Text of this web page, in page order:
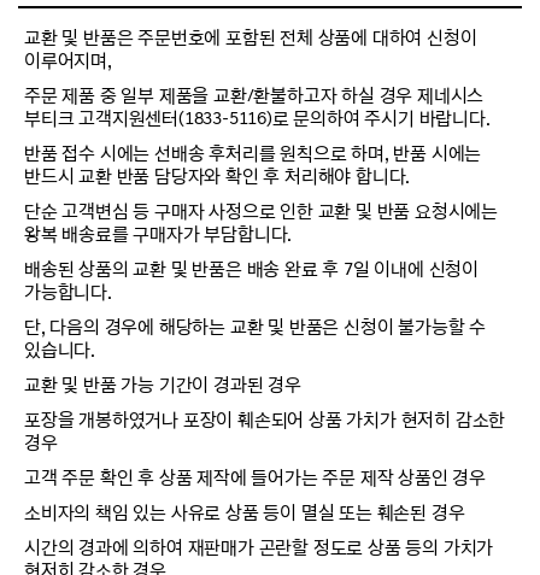
교환 및 반품은 주문번호에 포함된 전체 상품에 대하여 신청이
이루어지며,
주문 제품 중 일부 제품을 교환/환불하고자 하실 경우 제네시스
부티크 고객지원센터(1833-5116)로 문의하여 주시기 바랍니다.
반품 접수 시에는 선배송 후처리를 원칙으로 하며, 반품 시에는
반드시 교환 반품 담당자와 확인 후 처리해야 합니다.
단순 고객변심 등 구매자 사정으로 인한 교환 및 반품 요청시에는
왕복 배송료를 구매자가 부담합니다.
배송된 상품의 교환 및 반품은 배송 완료 후 7일 이내에 신청이
가능합니다.
단, 다음의 경우에 해당하는 교환 및 반품은 신청이 불가능할 수
있습니다.
교환 및 반품 가능 기간이 경과된 경우
포장을 개봉하였거나 포장이 훼손되어 상품 가치가 현저히 감소한
경우
고객 주문 확인 후 상품 제작에 들어가는 주문 제작 상품인 경우
소비자의 책임 있는 사유로 상품 등이 멸실 또는 훼손된 경우
시간의 경과에 의하여 재판매가 곤란할 정도로 상품 등의 가치가